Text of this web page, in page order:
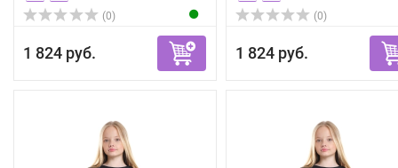
(0)
1 824 руб.
(0)
1 824 руб.